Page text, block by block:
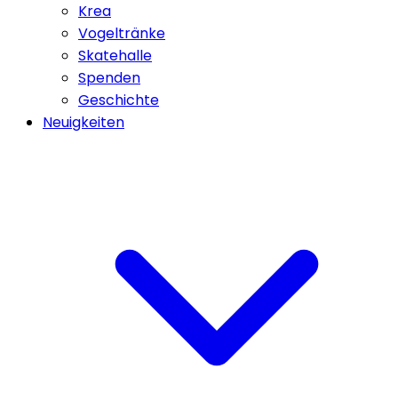
Krea
Vogeltränke
Skatehalle
Spenden
Geschichte
Neuigkeiten